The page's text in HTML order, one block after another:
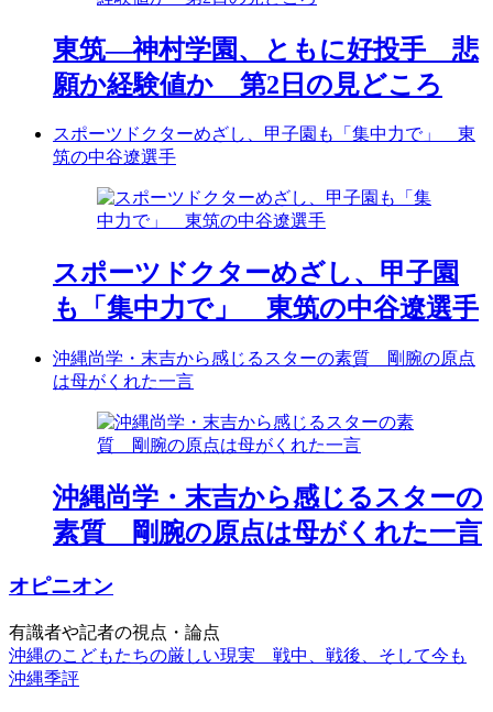
東筑―神村学園、ともに好投手 悲
願か経験値か 第2日の見どころ
スポーツドクターめざし、甲子園も「集中力で」 東
筑の中谷遼選手
スポーツドクターめざし、甲子園
も「集中力で」 東筑の中谷遼選手
沖縄尚学・末吉から感じるスターの素質 剛腕の原点
は母がくれた一言
沖縄尚学・末吉から感じるスターの
素質 剛腕の原点は母がくれた一言
オピニオン
有識者や記者の視点・論点
沖縄のこどもたちの厳しい現実 戦中、戦後、そして今も
沖縄季評